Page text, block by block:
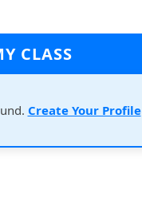
CLASS
Create Your Profile